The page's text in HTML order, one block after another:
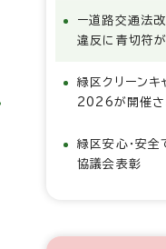
ー道路交通法
違反に青切符
緑区クリーンキ
2026が開催さ
緑区安心・安全
協議会表彰